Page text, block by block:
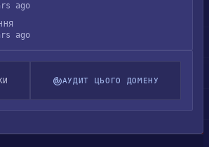
ago
ago
АУДИТ ЦЬОГО ДОМЕНУ